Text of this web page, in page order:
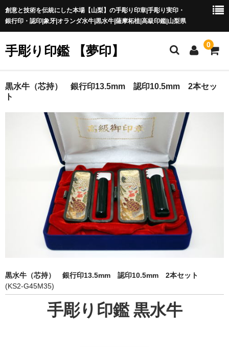
創意と技術を伝統にした本場【山梨】の手彫り印章|手彫り実印・
銀行印・認印|象牙|オランダ水牛|黒水牛|薩摩柘植|高級印鑑|山梨県
手彫り印鑑 【夢印】 0
夢印TOP
印章の本場 山梨
一級印章彫刻技能士
印鑑の書体
象牙印鑑の種類
お客様の声
ご利用案内
黒水牛（芯持） 銀行印13.5mm 認印10.5mm 2本セッ
ト
黒水牛（芯持） 銀行印13.5mm 認印10.5mm 2本セット
(KS2-G45M35)
手彫り印鑑 黒水牛